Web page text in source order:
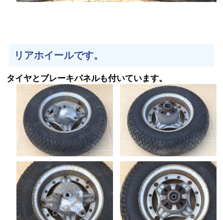
リアホイールです。
タイヤとブレーキパネルも付いています。